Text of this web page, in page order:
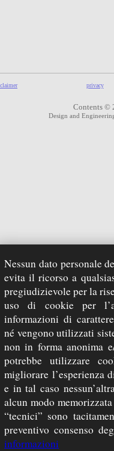
privacy
Contents ©
Design and
Nessun dato personale
evita il ricorso a
pregiudizievole per la
uso di cookie per
informazioni di
né vengono utilizzati
non in forma anonima
potrebbe utilizzare
migliorare l’esperienza
e in tal caso
alcun modo
“tecnici” sono
preventivo consenso
informazioni